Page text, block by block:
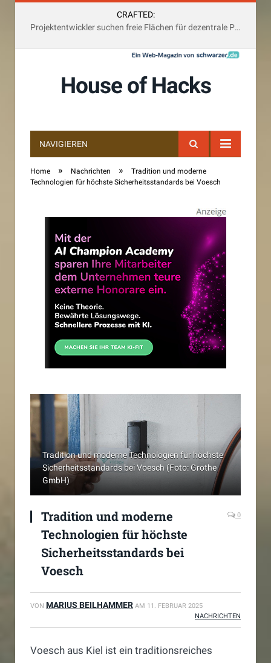
CRAFTED:
Projektentwickler suchen freie Flächen für dezentrale Photovoltaik-Anlagen und multifunktional
House of Hacks
NAVIGIEREN
Home » Nachrichten »
Tradition und moderne
Technologien für höchste Sicherheitsstandards bei Voesch
Tradition und moderne Technologien für höchste
Sicherheitsstandards bei Voesch (Foto: Grothe
GmbH)
Tradition und moderne
Technologien für höchste
Sicherheitsstandards bei
Voesch
0
VON MARIUS BEILHAMMER AM 11. FEBRUAR 2025
NACHRICHTEN
Voesch aus Kiel ist ein traditionsreiches